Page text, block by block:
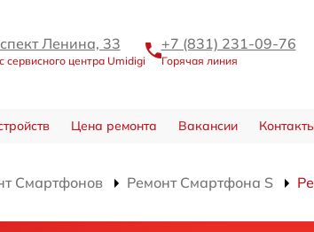
Ленина, 33
сервисного центра Umidigi
+7 (831) 231-09-76
Горячая линия
Цена ремонта Вакансии
Смартфонов Ремонт Смартфона S